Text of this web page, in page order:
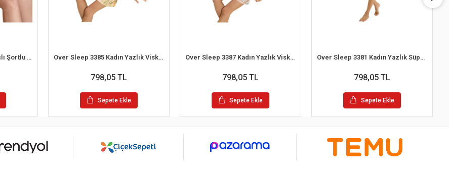
Berrak 7036 Kadın İp Askılı Şortlu Pijama Takım Over Sleep 3385 Kadın Yazlık Viskon Şort Pijama Takım (S-M-L-XL)
798,05 TL
Sepete Ekle
Over Sleep 3387 Kadın Yazlık Viskon Şort Pijama Takım (S-M-L-XL)
798,05 TL
Sepete Ekle
Over Sleep 3381 Kadın Yazlık Süprem Şort Pijama Takım (M-L-XL-XXL)
798,05 TL
Sepete Ekle